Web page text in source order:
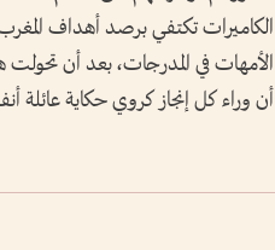
الكاميرات تكتفي برصد أهداف
الأمهات في المدرجات، بعد أن تحولت
أن وراء كل إنجاز كروي حكاية